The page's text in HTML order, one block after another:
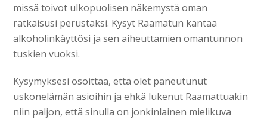
missä toivot ulkopuolisen näkemystä oman
ratkaisusi perustaksi. Kysyt Raamatun kantaa
alkoholinkäyttösi ja sen aiheuttamien omantunnon
tuskien vuoksi.
Kysymyksesi osoittaa, että olet paneutunut
uskonelämän asioihin ja ehkä lukenut Raamattuakin
niin paljon, että sinulla on jonkinlainen mielikuva